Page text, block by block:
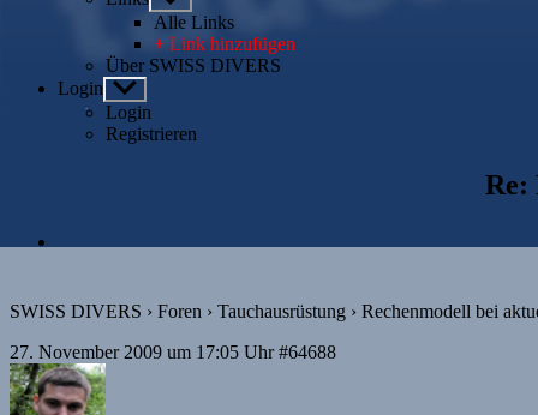
anzeigen
Alle Links
+ Link hinzufügen
Über SWISS DIVERS
Login Untermenü
anzeigen
Login
Registrieren
Re:
SWISS DIVERS › Foren › Tauchausrüstung › Rechenmodell bei
27. November 2009 um 17:05 Uhr #64688